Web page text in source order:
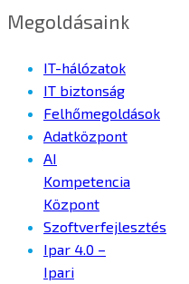
Megoldásaink
IT-hálózatok
IT biztonság
Felhőmegoldások
Adatközpont
AI
Kompetencia
Központ
Szoftverfejlesztés
Ipar 4.0 –
Ipari